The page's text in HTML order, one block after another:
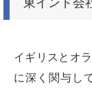
東インド会
イギリスとオ
に深く関与し